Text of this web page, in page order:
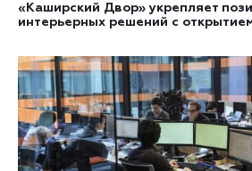
«Каширский Двор» укрепляет
интерьерных решений с